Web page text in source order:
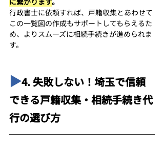
行政書士に依頼すれば、戸籍収集とあわせて
この一覧図の作成もサポートしてもらえるた
め、よりスムーズに相続手続きが進められま
す。
▶︎4. 失敗しない！埼玉で信頼
できる戸籍収集・相続手続き代
行の選び方